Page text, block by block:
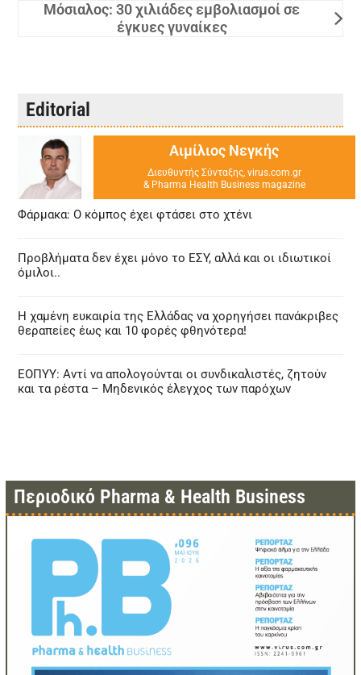
Μόσιαλος: 30 χιλιάδες εμβολιασμοί σε
έγκυες γυναίκες
Editorial
Αιμίλιος Νεγκής
Διευθυντής Σύνταξης, virus.com.gr
& Pharma Health Business magazine
Φάρμακα: Ο κόμπος έχει φτάσει στο χτένι
Προβλήματα δεν έχει μόνο το ΕΣΥ, αλλά και οι ιδιωτικοί
όμιλοι..
Η χαμένη ευκαιρία της Ελλάδας να χορηγήσει πανάκριβες
θεραπείες έως και 10 φορές φθηνότερα!
ΕΟΠΥΥ: Αντί να απολογούνται οι συνδικαλιστές, ζητούν
και τα ρέστα – Μηδενικός έλεγχος των παρόχων
Περιοδικό Pharma & Health Business